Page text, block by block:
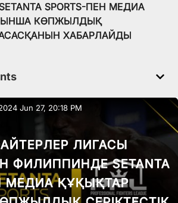
SPORTS-ПЕН МЕДИА
КӨПЖЫЛДЫҚ
ХАБАРЛАЙДЫ
Jun 27, 20:18 PM
ЛИГАСЫ
ФИЛИППИНДЕ SETANTA
МЕДИА ҚҰҚЫҚТАР